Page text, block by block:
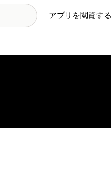
アプリを閲覧する